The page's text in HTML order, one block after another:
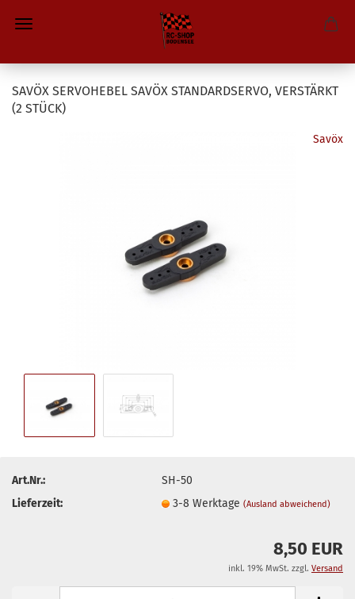
SAVÖX SERVOHEBEL SAVÖX STANDARDSERVO, VERSTÄRKT
(2 STÜCK)
Savöx
Art.Nr.:
SH-50
Lieferzeit:
3-8 Werktage(Ausland abweichend)
8,50 EUR
inkl. 19% MwSt. zzgl. Versand